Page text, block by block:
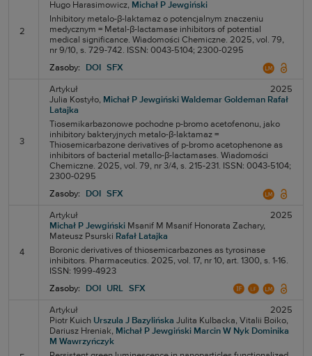
2
Hugo Harasimowicz, Michał P Jewgiński
Inhibitory metalo-β-laktamaz o potencjalnym znaczeniu
medycznym = Metal-β-lactamase inhibitors of potential
medical significance. Wiadomości Chemiczne. 2025, vol. 79,
nr 9/10, s. 729-742. ISSN: 0043-5104; 2300-0295
Zasoby:
DOI SFX
3
Artykuł
2025
Julia Kostyło, Michał P Jewgiński Waldemar Goldeman Rafał
Latajka
Tiosemikarbazonowe pochodne p-bromo acetofenonu, jako
inhibitory bakteryjnych metalo-β-laktamaz =
Thiosemicarbazone derivatives of p-bromo acetophenone as
inhibitors of bacterial metallo-β-lactamases. Wiadomości
Chemiczne. 2025, vol. 79, nr 3/4, s. 215-231. ISSN: 0043-5104;
2300-0295
Zasoby:
DOI SFX
4
Artykuł
2025
Michał P Jewgiński Msanif M Msanif Honorata Zachary,
Mateusz Psurski Rafał Latajka
Boronic derivatives of thiosemicarbazones as tyrosinase
inhibitors. Pharmaceutics. 2025, vol. 17, nr 10, art. 1300, s. 1-16.
ISSN: 1999-4923
Zasoby:
DOI URL SFX
Artykuł
2025
Piotr Kuich Urszula J Bazylińska Julita Kulbacka, Vitalii Boiko,
Dariusz Hreniak, Michał P Jewgiński Marcin W Nyk Dominika
M Wawrzyńczyk